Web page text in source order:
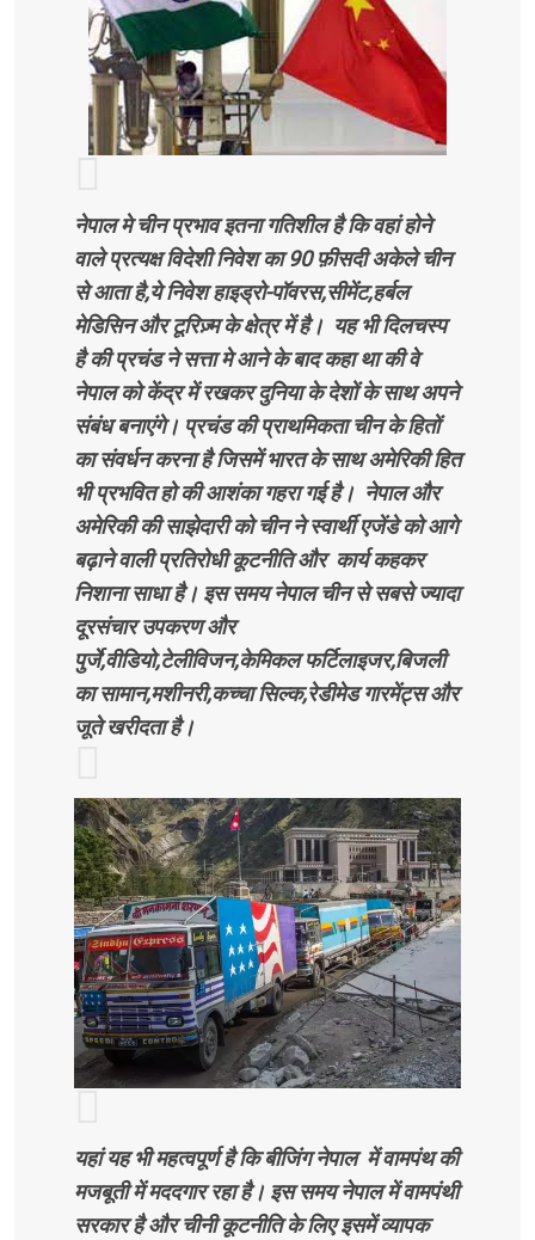
नेपाल मे चीन प्रभाव इतना गतिशील है कि वहां होने
वाले प्रत्यक्ष विदेशी निवेश का 90 फ़ीसदी अकेले चीन
से आता है,ये निवेश हाइड्रो-पॉवरस,सीमेंट,हर्बल
मेडिसिन और टूरिज़्म के क्षेत्र में है। यह भी दिलचस्प
है की प्रचंड ने सत्ता मे आने के बाद कहा था की वे
नेपाल को केंद्र में रखकर दुनिया के देशों के साथ अपने
संबंध बनाएंगे। प्रचंड की प्राथमिकता चीन के हितों
का संवर्धन करना है जिसमें भारत के साथ अमेरिकी हित
भी प्रभवित हो की आशंका गहरा गई है। नेपाल और
अमेरिकी की साझेदारी को चीन ने स्वार्थी एजेंडे को आगे
बढ़ाने वाली प्रतिरोधी कूटनीति और कार्य कहकर
निशाना साधा है। इस समय नेपाल चीन से सबसे ज्यादा
दूरसंचार उपकरण और
पुर्जे,वीडियो,टेलीविजन,केमिकल फर्टिलाइजर,बिजली
का सामान,मशीनरी,कच्चा सिल्क,रेडीमेड गारमेंट्स और
जूते खरीदता है।
यहां यह भी महत्वपूर्ण है कि बीजिंग नेपाल में वामपंथ की
मजबूती में मददगार रहा है। इस समय नेपाल में वामपंथी
सरकार है और चीनी कूटनीति के लिए इसमें व्यापक